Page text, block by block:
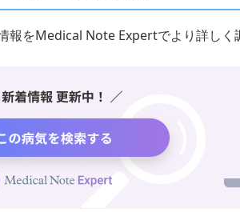
報をMedical Note Expertでより詳しく